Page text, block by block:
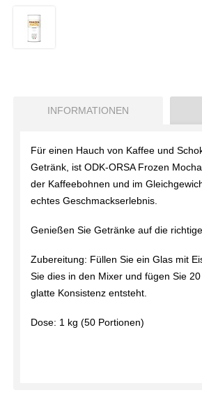
INFORMATIONEN
Für einen Hauch von Kaffee und
Getränk, ist ODK-ORSA Frozen
der Kaffeebohnen und im
echtes Geschmackserlebnis.
Genießen Sie Getränke auf die
Zubereitung: Füllen Sie ein Glas mit
Sie dies in den Mixer und fügen Sie
glatte Konsistenz entsteht.
Dose: 1 kg (50 Portionen)